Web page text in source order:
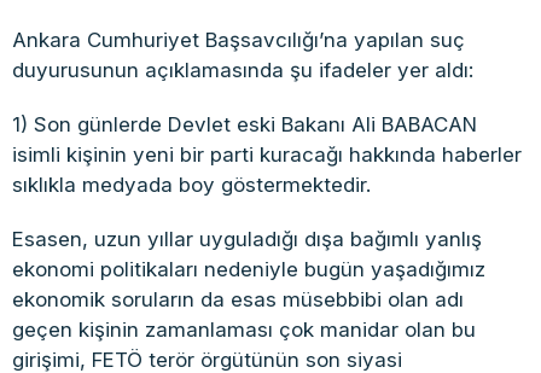
Ankara Cumhuriyet Başsavcılığı’na yapılan suç
duyurusunun açıklamasında şu ifadeler yer aldı:
1) Son günlerde Devlet eski Bakanı Ali BABACAN
isimli kişinin yeni bir parti kuracağı hakkında haberler
sıklıkla medyada boy göstermektedir.
Esasen, uzun yıllar uyguladığı dışa bağımlı yanlış
ekonomi politikaları nedeniyle bugün yaşadığımız
ekonomik soruların da esas müsebbibi olan adı
geçen kişinin zamanlaması çok manidar olan bu
girişimi, FETÖ terör örgütünün son siyasi